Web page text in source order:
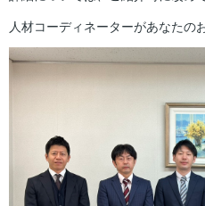
人材コーディネーターがあなたの